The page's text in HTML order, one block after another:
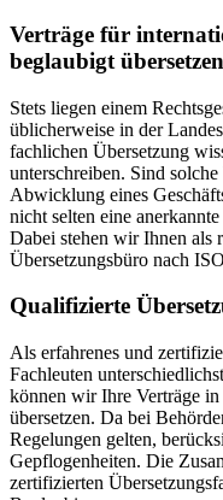
Verträge für
beglaubigt
Stets liegen einem
üblicherweise in der
fachlichen Übersetzung
unterschreiben. Sind
Abwicklung eines
nicht selten eine
Dabei stehen wir Ihnen als
Übersetzungsbüro nach
Qualifizierte
Als erfahrenes und
Fachleuten
können wir Ihre Verträge
übersetzen. Da bei
Regelungen gelten,
Gepflogenheiten. Die
zertifizierten